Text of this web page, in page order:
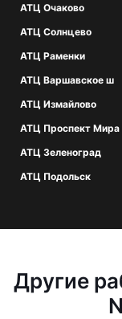
АТЦ Очаково
АТЦ Солнцево
АТЦ Раменки
АТЦ Варшавское ш
АТЦ Измайлово
АТЦ Проспект Мира
АТЦ Зеленоград
АТЦ Подольск
Другие